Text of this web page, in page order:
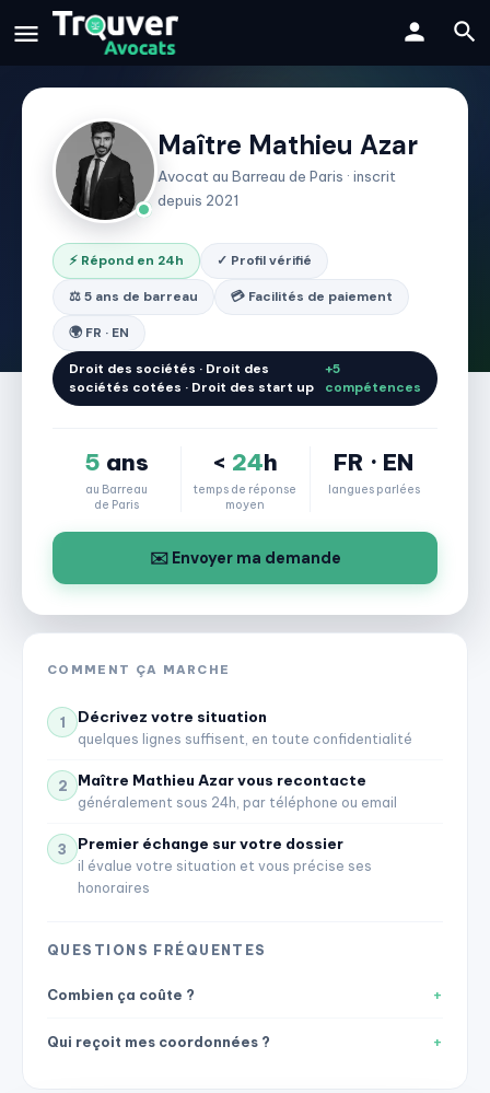
Maître Mathieu Azar
Avocat au Barreau de Paris · inscrit
depuis 2021
⚡ Répond en 24h ✓ Profil vérifié
⚖️ 5 ans de barreau 💳 Facilités de paiement
🌍 FR · EN
Droit des sociétés · Droit des
sociétés cotées · Droit des start up
+5
compétences
5 ans
au Barreau
de Paris
< 24h
temps de réponse
moyen
FR · EN
langues parlées
✉️ Envoyer ma demande
COMMENT ÇA MARCHE
1 Décrivez votre situation
quelques lignes suffisent, en toute confidentialité
2 Maître Mathieu Azar vous recontacte
généralement sous 24h, par téléphone ou email
3 Premier échange sur votre dossier
il évalue votre situation et vous précise ses
honoraires
QUESTIONS FRÉQUENTES
Combien ça coûte ?
Qui reçoit mes coordonnées ?